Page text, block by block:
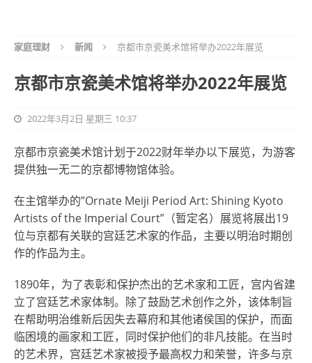
家庭理财 新闻 京都市京瓷美术馆将举办2022年展览
京都市京瓷美术馆将举办2022年展览
2022年3月2日 星期三 10:37
京都市京瓷美术馆计划于2022财年举办以下展览，为游客
提供独一无二的京都博物馆体验。
在主馆举办的”Ornate Meiji Period Art: Shining Kyoto
Artists of the Imperial Court”（暂定名）展览将展出19
位与京都有关联的宫廷艺术家的作品，主要以明治时期创
作的作品为主。
1890年，为了表彰和保护杰出的艺术家和工匠，宫内省建
立了宫廷艺术家体制。除了鼓励艺术创作之外，该体制旨
在帮助明治维新后因失去幕府和其他诸侯国的保护，而面
临困境的画家和工匠，同时保护他们的非凡技能。在当时
的艺术界，宫廷艺术家被授予最高权力和荣誉，许多与京